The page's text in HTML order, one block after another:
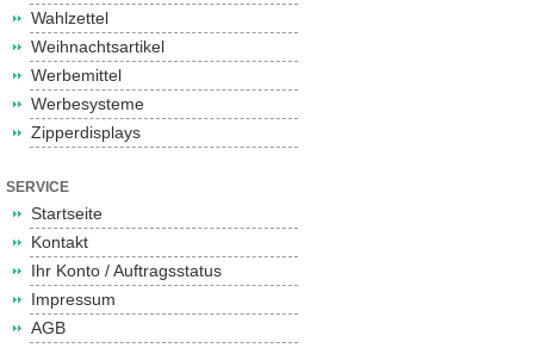
Wahlzettel
Weihnachtsartikel
Werbemittel
Werbesysteme
Zipperdisplays
SERVICE
Startseite
Kontakt
Ihr Konto / Auftragsstatus
Impressum
AGB